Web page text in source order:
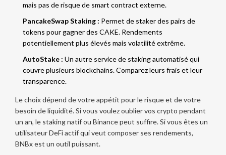
mais pas de risque de smart contract externe.
PancakeSwap Staking : Permet de staker des pairs de
tokens pour gagner des CAKE. Rendements
potentiellement plus élevés mais volatilité extrême.
AutoStake : Un autre service de staking automatisé qui
couvre plusieurs blockchains. Comparez leurs frais et leur
transparence.
Le choix dépend de votre appétit pour le risque et de votre
besoin de liquidité. Si vous voulez oublier vos crypto pendant
un an, le staking natif ou Binance peut suffire. Si vous êtes un
utilisateur DeFi actif qui veut composer ses rendements,
BNBx est un outil puissant.